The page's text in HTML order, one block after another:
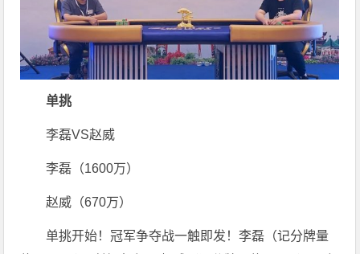
单挑
李磊VS赵威
李磊（1600万）
赵威（670万）
单挑开始！冠军争夺战一触即发！李磊（记分牌量